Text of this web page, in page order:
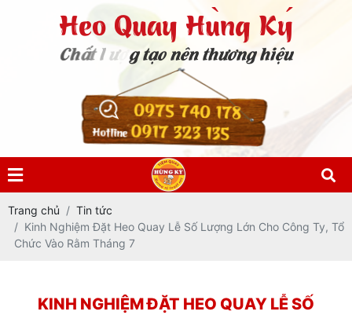
0975 740 178
Hotline0917 323 135
Trang chủ
Tin tức
Kinh Nghiệm Đặt Heo Quay Lễ Số Lượng Lớn Cho Công Ty, Tổ
Chức Vào Rằm Tháng 7
KINH NGHIỆM ĐẶT HEO QUAY LỄ SỐ